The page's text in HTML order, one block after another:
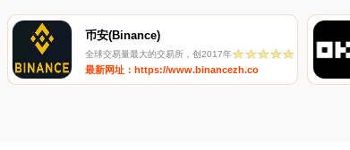
币安(Binance)
全球交易量最大的交易所，创2017年
最新网址：https://www.binancezh.co